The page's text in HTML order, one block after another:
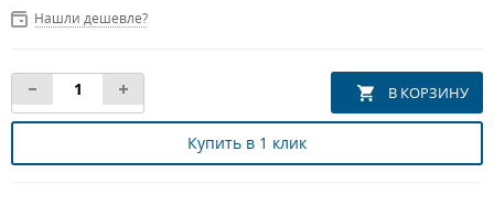
Нашли дешевле?
Купить в 1 клик